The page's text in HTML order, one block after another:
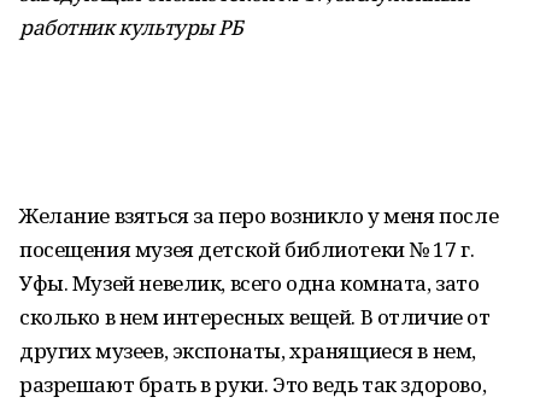
работник культуры РБ
Желание взяться за перо возникло у меня после
посещения музея детской библиотеки № 17 г.
Уфы. Музей невелик, всего одна комната, зато
сколько в нем интересных вещей. В отличие от
других музеев, экспонаты, хранящиеся в нем,
разрешают брать в руки. Это ведь так здорово,